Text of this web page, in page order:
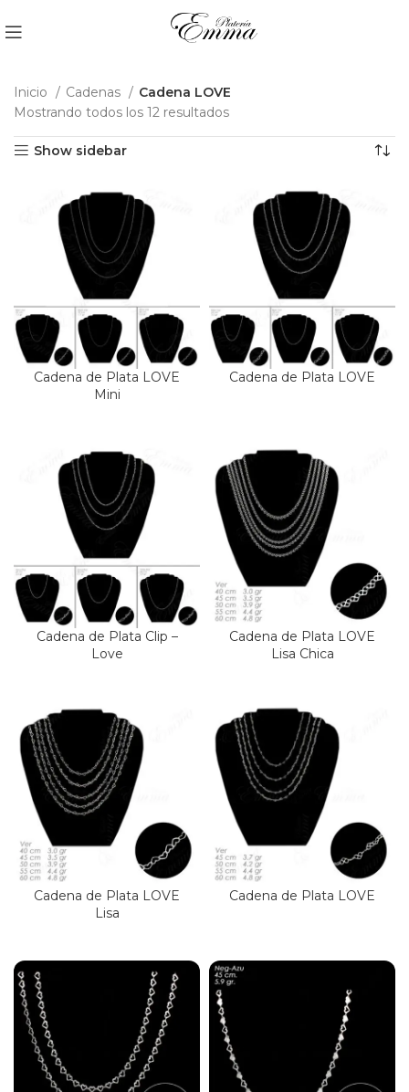
Inicio Cadenas
Cadena LOVE
Mostrando todos los 12 resultados
Show sidebar
Cadena de Plata LOVE
Mini
Cadena de Plata LOVE
Cadena de Plata Clip –
Love
Cadena de Plata LOVE
Lisa Chica
Cadena de Plata LOVE
Lisa
Cadena de Plata LOVE